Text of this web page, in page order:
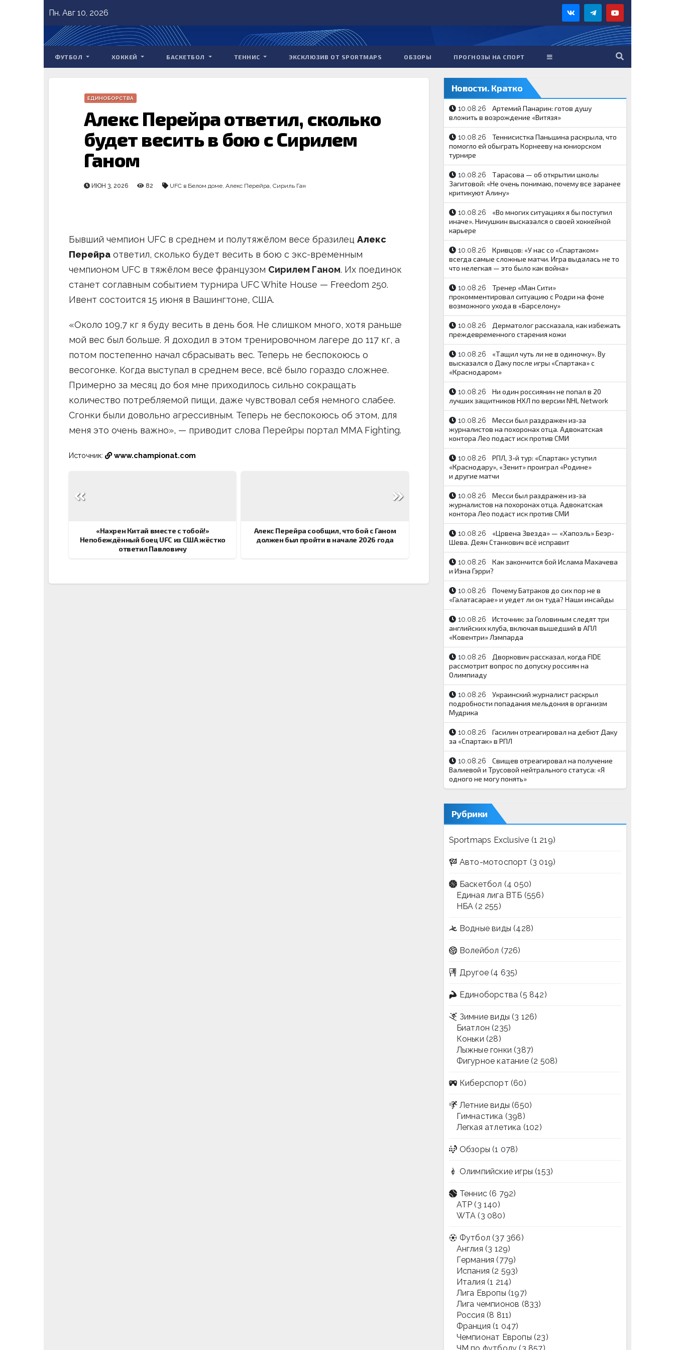
to
content
Пн. Авг 10, 2026
ФУТБОЛ ХОККЕЙ БАСКЕТБОЛ ТЕННИС ЭКСКЛЮЗИВ ОТ SPORTMAPS ОБЗОРЫ ПРОГНОЗЫ НА СПОРТ
ЕДИНОБОРСТВА
Алекс Перейра ответил, сколько
будет весить в бою с Сирилем
Ганом
ИЮН 3, 2026 82 UFC в Белом доме, Алекс Перейра, Сириль Ган
Бывший чемпион UFC в среднем и полутяжёлом весе бразилец Алекс
Перейра ответил, сколько будет весить в бою с экс-временным
чемпионом UFC в тяжёлом весе французом Сирилем Ганом. Их поединок
станет соглавным событием турнира UFC White House — Freedom 250.
Ивент состоится 15 июня в Вашингтоне, США.
«Около 109,7 кг я буду весить в день боя. Не слишком много, хотя раньше
мой вес был больше. Я доходил в этом тренировочном лагере до 117 кг, а
потом постепенно начал сбрасывать вес. Теперь не беспокоюсь о
весогонке. Когда выступал в среднем весе, всё было гораздо сложнее.
Примерно за месяц до боя мне приходилось сильно сокращать
количество потребляемой пищи, даже чувствовал себя немного слабее.
Сгонки были довольно агрессивным. Теперь не беспокоюсь об этом, для
меня это очень важно», — приводит слова Перейры портал MMA Fighting.
Источник: www.championat.com
по
«Нахрен Китай вместе с тобой!»
Непобеждённый боец UFC из США жёстко
ответил Павловичу
Алекс Перейра сообщил, что бой с Ганом
должен был пройти в начале 2026 года
Новости. Кратко
10.08.26
Артемий Панарин: готов душу
вложить в возрождение «Витязя»
10.08.26
Теннисистка Паньшина раскрыла, что
помогло ей обыграть Корнееву на юниорском
турнире
10.08.26
Тарасова — об открытии школы
Загитовой: «Не очень понимаю, почему все заранее
критикуют Алину»
10.08.26
«Во многих ситуациях я бы поступил
иначе». Ничушкин высказался о своей хоккейной
карьере
10.08.26
Кривцов: «У нас со «Спартаком»
всегда самые сложные матчи. Игра выдалась не то
что нелегкая — это было как война»
10.08.26
Тренер «Ман Сити»
прокомментировал ситуацию с Родри на фоне
возможного ухода в «Барселону»
10.08.26
Дерматолог рассказала, как избежать
преждевременного старения кожи
10.08.26
«Тащил чуть ли не в одиночку». Ву
высказался о Даку после игры «Спартака» с
«Краснодаром»
10.08.26
Ни один россиянин не попал в 20
лучших защитников НХЛ по версии NHL Network
10.08.26
Месси был раздражен из‑за
журналистов на похоронах отца. Адвокатская
контора Лео подаст иск против СМИ
10.08.26
РПЛ, 3-й тур: «Спартак» уступил
«Краснодару», «Зенит» проиграл «Родине»
и другие матчи
10.08.26
Месси был раздражен из‑за
журналистов на похоронах отца. Адвокатская
контора Лео подаст иск против СМИ
10.08.26
«Црвена Звезда» — «Хапоэль» Беэр-
Шева. Деян Станкович всё исправит
10.08.26
Как закончится бой Ислама Махачева
и Иэна Гэрри?
10.08.26
Почему Батраков до сих пор не в
«Галатасарае» и уедет ли он туда? Наши инсайды
10.08.26
Источник: за Головиным следят три
английских клуба, включая вышедший в АПЛ
«Ковентри» Лэмпарда
10.08.26
Дворкович рассказал, когда FIDE
рассмотрит вопрос по допуску россиян на
Олимпиаду
10.08.26
Украинский журналист раскрыл
подробности попадания мельдония в организм
Мудрика
10.08.26
Гасилин отреагировал на дебют Даку
за «Спартак» в РПЛ
10.08.26
Свищев отреагировал на получение
Валиевой и Трусовой нейтрального статуса: «Я
одного не могу понять»
Рубрики
Sportmaps Exclusive (1 219)
Авто-мотоспорт (3 019)
Баскетбол (4 050)
Единая лига ВТБ (556)
НБА (2 255)
Водные виды (428)
Волейбол (726)
Другое (4 635)
Единоборства (5 842)
Зимние виды (3 126)
Биатлон (235)
Коньки (28)
Лыжные гонки (387)
Фигурное катание(2 508)
Киберспорт (60)
Летние виды (650)
Гимнастика (398)
Легкая атлетика (102)
Обзоры (1 078)
Олимпийские игры (153)
Теннис (6 792)
ATP (3 140)
WTA (3 080)
Футбол (37 366)
Англия (3 129)
Германия (779)
Испания (2 593)
Италия (1 214)
Лига Европы (197)
Лига чемпионов (833)
Россия (8 811)
Франция (1 047)
Чемпионат Европы (23)